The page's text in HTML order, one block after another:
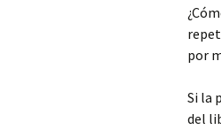
por
Si la
del